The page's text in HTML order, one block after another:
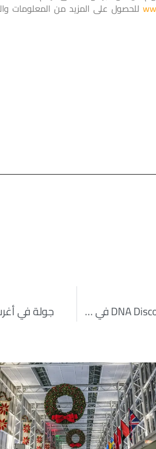
للحصول على المزيد من المعلومات
مركز اكتشاف الحمض النووي DNA Discovery Center في شيكاغو: معلم علمي فريد يروي قصة الحياة والتطور جولة في